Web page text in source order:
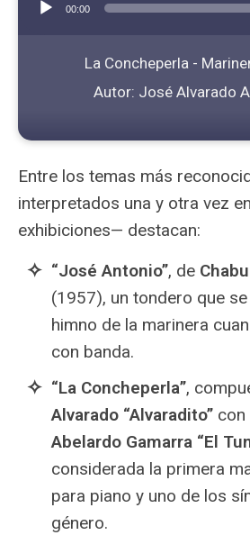
00:00
La Concheperla -
Autor: José Alvarado
Entre los temas más
interpretados una y otra vez
exhibiciones— destacan:
“José Antonio”, de
(1957), un tondero que
himno de la marinera
con banda.
“La Concheperla”,
Alvarado “Alvaradito” con
Abelardo Gamarra “El
considerada la primera
para piano y uno de los
género.